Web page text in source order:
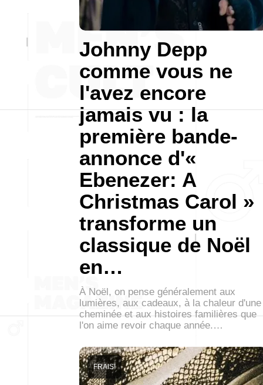
Johnny Depp
comme vous ne
l'avez encore
jamais vu : la
première bande-
annonce d'«
Ebenezer: A
Christmas Carol »
transforme un
classique de Noël
en…
À Noël, on pense généralement aux
lumières, aux cadeaux, à la chaleur d'une
cheminée et aux histoires familières que
l'on aime revoir chaque année.…
FRAIS!